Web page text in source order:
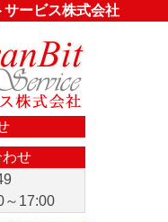
ービス株式会社
わせ
～17:00